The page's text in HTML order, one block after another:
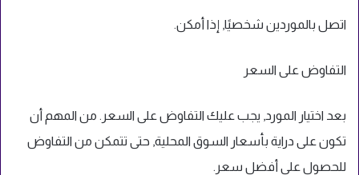
اتصل بالموردين شخصيًا, إذا أمكن.
التفاوض على السعر
بعد اختيار المورد, يجب عليك التفاوض على السعر. من المهم أن
تكون على دراية بأسعار السوق المحلية, حتى تتمكن من التفاوض
للحصول على أفضل سعر.